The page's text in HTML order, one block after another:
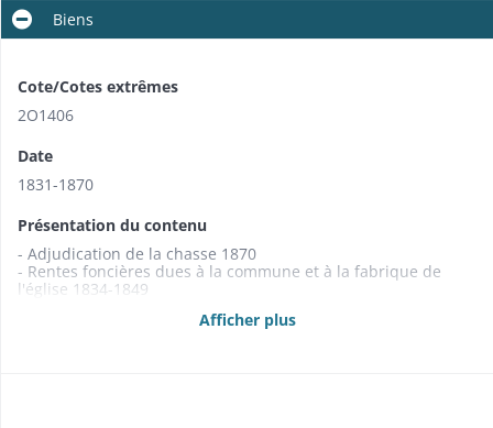
Biens
Cote/Cotes extrêmes
2O1406
Date
1831-1870
Présentation du contenu
- Adjudication de la chasse 1870
- Rentes foncières dues à la commune et à la fabrique de
l'église 1834-1849
1835, 1840, 1858, 1862-1863, 1865-1867
Afficher plus